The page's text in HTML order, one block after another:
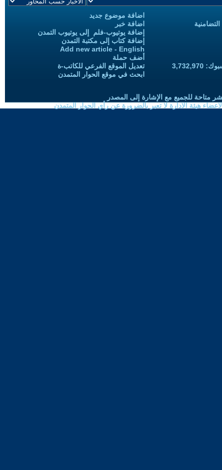
اضافة موضوع جديد
اضافة خبر
إضافة يوتيوب-فلم إلى يوتيوب التمدن
إضافة كتاب إلى مكتبة التمدن
Add new article - English
أضف حملة
تعديل الموقع الفرعي للكاتب-ة
ابحث في موقع الحوار المتمدن
متاحة للجميع مع الإشارة إلى المصدر
هيئة الادارة لا تعبر بالضرورة عن رأي الحوار المتمدن